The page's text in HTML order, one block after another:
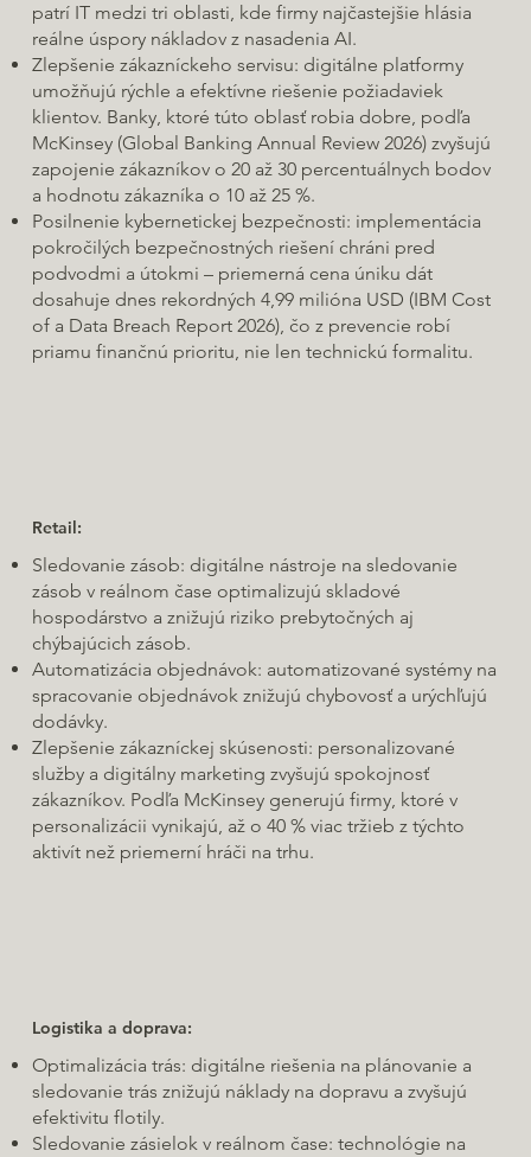
patrí IT medzi tri oblasti, kde firmy najčastejšie hlásia
reálne úspory nákladov z nasadenia AI.
Zlepšenie zákazníckeho servisu: digitálne platformy
umožňujú rýchle a efektívne riešenie požiadaviek
klientov. Banky, ktoré túto oblasť robia dobre, podľa
McKinsey (Global Banking Annual Review 2026) zvyšujú
zapojenie zákazníkov o 20 až 30 percentuálnych bodov
a hodnotu zákazníka o 10 až 25 %.
Posilnenie kybernetickej bezpečnosti: implementácia
pokročilých bezpečnostných riešení chráni pred
podvodmi a útokmi – priemerná cena úniku dát
dosahuje dnes rekordných 4,99 milióna USD (IBM Cost
of a Data Breach Report 2026), čo z prevencie robí
priamu finančnú prioritu, nie len technickú formalitu.
Retail:
Sledovanie zásob: digitálne nástroje na sledovanie
zásob v reálnom čase optimalizujú skladové
hospodárstvo a znižujú riziko prebytočných aj
chýbajúcich zásob.
Automatizácia objednávok: automatizované systémy na
spracovanie objednávok znižujú chybovosť a urýchľujú
dodávky.
Zlepšenie zákazníckej skúsenosti: personalizované
služby a digitálny marketing zvyšujú spokojnosť
zákazníkov. Podľa McKinsey generujú firmy, ktoré v
personalizácii vynikajú, až o 40 % viac tržieb z týchto
aktivít než priemerní hráči na trhu.
Logistika a doprava:
Optimalizácia trás: digitálne riešenia na plánovanie a
sledovanie trás znižujú náklady na dopravu a zvyšujú
efektivitu flotily.
Sledovanie zásielok v reálnom čase: technológie na